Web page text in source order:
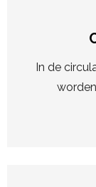
In de